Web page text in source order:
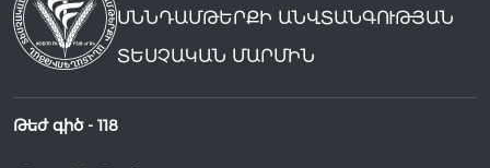
ՍՆՆԴԱՄԹԵՐՔԻ ԱՆՎՏԱՆԳՈՒԹՅԱՆ
ՏԵՍՉԱԿԱՆ ՄԱՐՄԻՆ
Թեժ գիծ - 118